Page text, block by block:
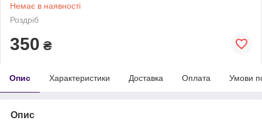
Немає в наявності
Роздріб
350 ₴
Опис Характеристики Доставка Оплата Умови
Опис